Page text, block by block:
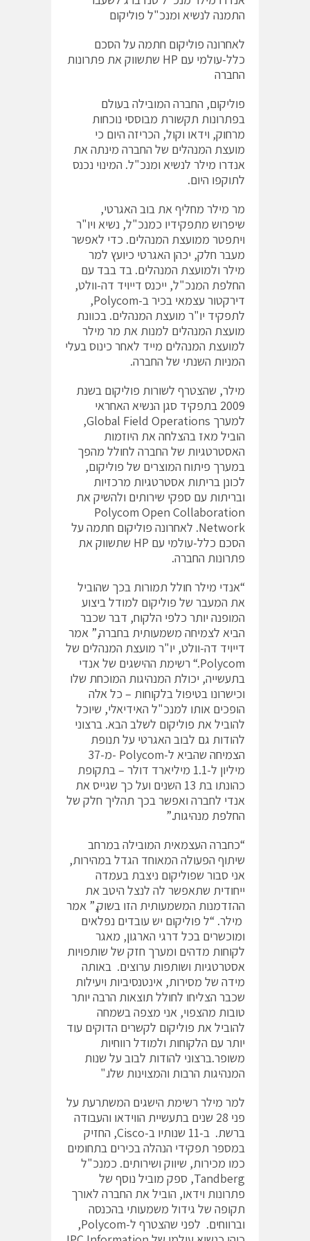
התמנה לנשיא ומנכ"ל פוליקום
לאחרונה פוליקום חתמה על הסכם
כלל-עולמי עם HP שתשווק את פתרונות
החברה
פוליקום, החברה המובילה בעולם
בפתרונות תקשורת מבוססי נוכחות
מרחוק, וידאו וקול, הכריזה היום כי
מועצת המנהלים של החברה מינתה את
אנדרו מילר לנשיא ומנכ"ל. המינוי נכנס
לתוקפו היום.
מר מילר מחליף את בוב האגרטי,
שיפרוש מתפקידיו כמנכ"ל, נשיא ויו"ר
ויתפטר ממועצת המנהלים. כדי לאפשר
מעבר חלק, יכהן האגרטי כיועץ למר
מילר ולמועצת המנהלים. בד בבד עם
החלפת המנכ"ל, ייכנס דייויד דה-וולט,
דירקטור עצמאי בכיר ב-Polycom,
לתפקיד יו"ר מועצת המנהלים. בכוונת
מועצת המנהלים למנות את מר מילר
למועצת המנהלים מייד לאחר כינוס בעלי
המניות השנתי של החברה.
מילר, שהצטרף לשורות פוליקום בשנת
2009 בתפקיד סגן הנשיא האחראי
למערך Global Field Operations,
הוביל מאז בהצלחה את היוזמות
האסטרטגיות של החברה לחולל מהפך
במערך פיתוח המוצרים של פוליקום,
לכונן בריתות אסטרטגיות מרכזיות
ובריתות עם ספקי שירותים ולהשיק את
Polycom Open Collaboration
Network. לאחרונה פוליקום חתמה על
הסכם כלל-עולמי עם HP שתשווק את
פתרונות החברה.
“אנדי מילר חולל תמורות בכך שהוביל
את המעבר של פוליקום למודל ביצוע
המופנה יותר כלפי הלקוח, דבר שכבר
הביא לצמיחה משמעותית בחברה,” אמר
דייויד דה-וולט, יו"ר מועצת המנהלים של
Polycom.“ רשימת ההישגים של אנדי
בתעשייה, יכולת המנהיגות המוכחת שלו
וכישרונו בטיפול בלקוחות – כל אלה
הופכים אותו למנכ"ל האידיאלי, שיוכל
להוביל את פוליקום לשלב הבא. ברצוני
להודות גם לבוב האגרטי על תנופת
הצמיחה שהביא ל-Polycom -מ-37
מיליון ל-1.1 מיליארד דולר – בתקופת
כהונתו בת 13 השנים ועל כך שגייס את
אנדי לחברה ואפשר בכך תהליך חלק של
החלפת מנהיגות.”
“כחברה העצמאית המובילה במרחב
שיתוף הפעולה המאוחד הגדל במהירות,
אני סבור שפוליקום ניצבת בעמדה
ייחודית שתאפשר לה לנצל היטב את
ההזדמנות המשמעותית הזו בשוק,” אמר
מילר. “ל פוליקום יש עובדים נפלאים
ומוכשרים בכל דרגי הארגון, מאגר
לקוחות מדהים ומערך חזק של שותפויות
אסטרטגיות ושותפות ערוצים. באותה
מידה של מסירות, אינטנסיביות ויעילות
שכבר הצליחו לחולל תוצאות הרבה יותר
טובות מהצפוי, אני מצפה בשמחה
להוביל את פוליקום לקשרים הדוקים עוד
יותר עם הלקוחות ולמודל רווחיות
משופר.ברצוני להודות לבוב על שנות
המנהיגות הרבות והמצוינות שלו."
למר מילר רשימת הישגים המשתרעת על
פני 28 שנים בתעשיית הווידאו והעבודה
ברשת. ב-11 שנותיו ב-Cisco, החזיק
במספר תפקידי הנהלה בכירים בתחומים
כמו מכירות, שיווק ושירותים. כמנכ"ל
Tandberg, ספק מוביל נוסף של
פתרונות וידאו, הוביל את החברה לאורך
תקופה של גידול משמעותי בהכנסה
וברווחים. לפני שהצטרף ל-Polycom,